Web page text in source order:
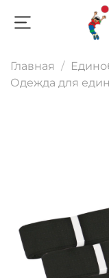
Главная
Одежда для